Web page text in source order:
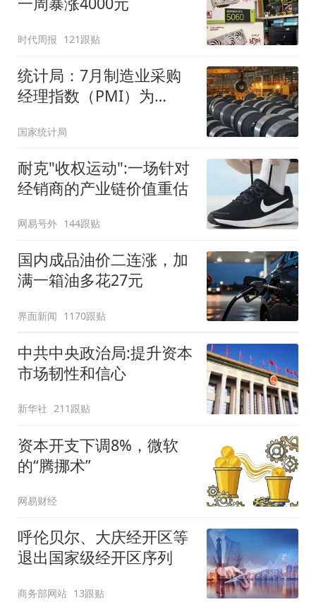
时代周报 121跟贴
统计局：7月制造业采购
经理指数（PMI）为
国家统计局
耐克"收权运动":一场针对
经销商的产业链价值重估
网易号外 144跟贴
国内成品油价二连涨，加
满一箱油多花27元
界面新闻 1170跟贴
中共中央政治局:提升资本
市场韧性和信心
新华社 211跟贴
资本开支下调8%，微软
的“腾挪术”
网易财经
呼伦贝尔、大庆经开区等
退出国家级经开区序列
商务部网站 13跟贴